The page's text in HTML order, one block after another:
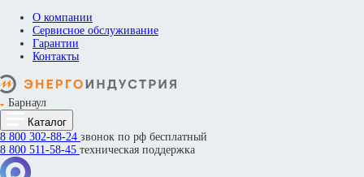
О компании
Сервисное обслуживание
Гарантии
Контакты
Барнаул
Каталог
8 800 302-88-24 звонок по рф бесплатный
8 800 511-58-45 техническая поддержка